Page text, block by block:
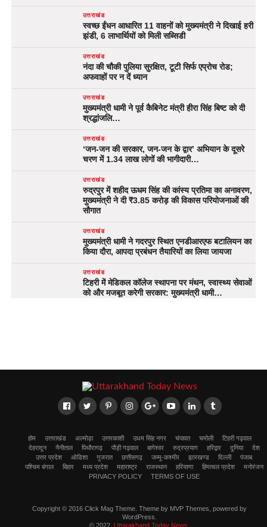
उत्तराखंड
स्वच्छ ईंधन आधारित 11 वाहनों को मुख्यमंत्री ने दिखाई हरी
झंडी, 6 लाभार्थियों को मिली सब्सिडी
उत्तराखंड
नंदा की चौकी पुलिया सुरक्षित, टूटी सिर्फ एप्रोच रोड;
अफवाहों पर न दें ध्यान
उत्तराखंड
मुख्यमंत्री धामी ने पूर्व कैबिनेट मंत्री हीरा सिंह बिष्ट को दी
श्रद्धांजलि…
उत्तराखंड
‘जन-जन की सरकार, जन-जन के द्वार’ अभियान के दूसरे
चरण में 1.34 लाख लोगों की भागीदारी…
उत्तराखंड
रुद्रपुर में शहीद ऊधम सिंह की कांस्य प्रतिमा का अनावरण,
मुख्यमंत्री ने दी ₹3.85 करोड़ की विकास परियोजनाओं की
सौगात
उत्तराखंड
मुख्यमंत्री धामी ने गदरपुर स्थित एनडीआरएफ बटालियन का
किया दौरा, आपदा प्रबंधन तैयारियों का लिया जायजा
उत्तराखंड
टिहरी में मेडिकल कॉलेज स्थापना पर मंथन, स्वास्थ्य सेवाओं
को और मजबूत करेगी सरकार: मुख्यमंत्री धामी…
होम उत्तराखंड अल्मोड़ा उत्तरकाशी उधम सिंह नगर चंपावत चमोली
टिहरी गढ़वाल
देहरादून
नैनीताल पिथौरागढ़ पौड़ी गढ़वाल बागेश्वर रुद्रप्रयाग हरिद्वार दुनिया
देश
उत्तर प्रदेश
ओडिशा गुजरात छत्तीसगढ़ जम्मू-कश्मीर झारखण्ड दिल्ली
पंजाब
पश्चिम बंगाल
बिहार मध्य प्रदेश महाराष्ट्र राजस्थान हरियाणा हिमाचल प्रदेश
मनोरंजन
PRIVACY POLICY
TERMS OF USE
Copyright © 2016 Click Mag Theme. Theme by MVP Themes, powered by
WordPress.
© 2022, Uttarakhand Today News